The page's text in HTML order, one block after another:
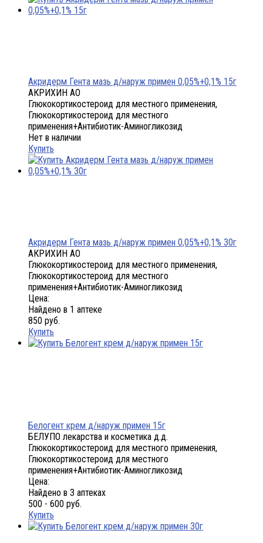
Акридерм Гента мазь д/наруж примен 0,05%+0,1% 15г
АКРИХИН АО
Глюкокортикостероид для местного применения,
Глюкокортикостероид для местного
применения+Антибиотик-Аминогликозид
Нет в наличии
Купить
Акридерм Гента мазь д/наруж примен 0,05%+0,1% 30г
АКРИХИН АО
Глюкокортикостероид для местного применения,
Глюкокортикостероид для местного
применения+Антибиотик-Аминогликозид
Цена:
Найдено в 1 аптеке
850 руб.
Купить
Белогент крем д/наруж примен 15г
БЕЛУПО лекарства и косметика д.д.
Глюкокортикостероид для местного применения,
Глюкокортикостероид для местного
применения+Антибиотик-Аминогликозид
Цена:
Найдено в 3 аптеках
500 - 600 руб.
Купить